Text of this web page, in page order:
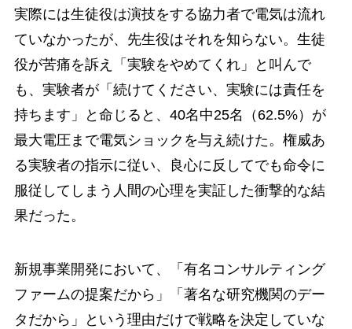
実際には生徒役は演技をする協力者で電気は流れ
ていなかったが、先生役はそれを知らない。生徒
役が苦痛を訴え「実験をやめてくれ」と叫んで
も、実験者が「続けてください、実験には責任を
持ちます」と命じると、40名中25名（62.5%）が
最大電圧まで電気ショックを与え続けた。権威あ
る実験者の指示に従い、良心に反してでも命令に
服従してしまう人間の心理を実証した衝撃的な結
果だった。
新規事業開発において、「有名コンサルティング
ファームの提案だから」「著名な研究機関のデー
タだから」という理由だけで戦略を決定していな